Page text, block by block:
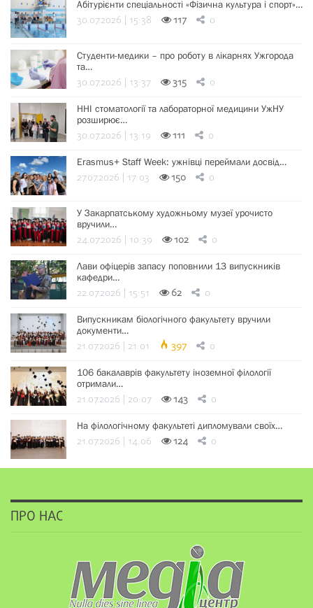
Абітурієнти спеціальності «Фізична культура і спорт»…
30.07.2026 | 15:38 117 0
Студенти-медики – про роботу в лікарнях Ужгорода
та…
30.07.2026 | 13:37 315 0
ННІ стоматології та лабораторної медицини УжНУ
розширює…
30.07.2026 | 13:19 111 0
Erasmus+ Staff Week: ужнівці переймали досвід…
27.07.2026 | 17:03 150 0
У Закарпатському художньому музеї урочисто
вручили…
24.07.2026 | 10:39 102 0
Лави офіцерів запасу поповнили 13 випускників
кафедри…
22.07.2026 | 15:51 62 0
Випускникам біологічного факультету вручили
документи…
21.07.2026 | 21:01 397 0
106 бакалаврів факультету іноземної філології
отримали…
21.07.2026 | 20:07 143 0
На філологічному факультеті дипломували своїх…
21.07.2026 | 14:06 124 0
ПРО НАС